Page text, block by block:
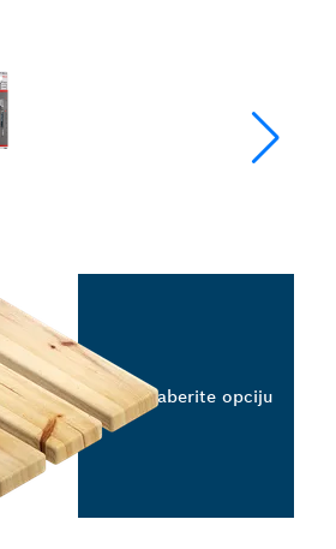
Izaberite opciju